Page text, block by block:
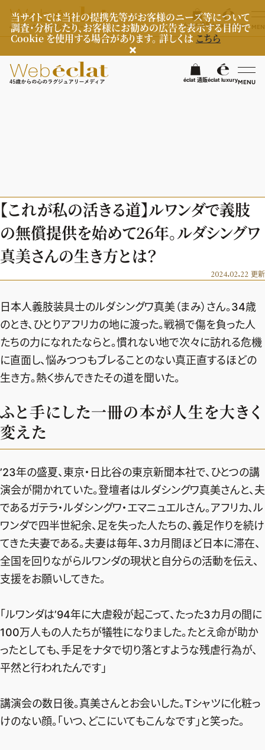
当サイトでは当社の提携先等がお客様のニーズ等について
調査・分析したり、お客様にお勧めの広告を表示する目的で
Cookie を使用する場合があります。 詳しくはこちら
éclat 通販éclat luxuryMENU検
8月の毎日コーデ
50代なに着てる？
ファッション特集
ヘアスタイル・ヘアケア
エイジングケア
メイク
50代ベストコスメ
ヘルスケア
ヘルスケアTOPICS
更年期
ストレッチ・エクササイズ
ダイエット
50代健康のお悩み
ライフスタイル
車・家電
住まい
旅行＆グルメ
カルチャー
50代のお悩み
エクラ 華組
エクラ 華組ランキング
チームJマダムメンバー一覧
チームJマダムランキング
チームJマダム特集
編集長コラム
あら、素敵☆ 手帖
占い
イヴルルド遙華の12星座占い
試し読み
エクラ通販
エクラプレミアムNEWS
デジタルカタログ
エクラプレミアム通販
from編集部
プレゼント
MAGAZINE
éclat 通販éclat luxury
【これが私の活きる道】ルワンダで義肢
の無償提供を始めて26年。ルダシングワ
真美さんの生き方とは？
2024.02.22 更新
日本人義肢装具士のルダシングワ真美（まみ）さん。34歳
のとき、ひとりアフリカの地に渡った。戦禍で傷を負った人
たちの力になれたならと。慣れない地で次々に訪れる危機
に直面し、悩みつつもブレることのない真正直するほどの
生き方。熱く歩んできたその道を聞いた。
ふと手にした一冊の本が人生を大きく
変えた
’23年の盛夏、東京・日比谷の東京新聞本社で、ひとつの講
演会が開かれていた。登壇者はルダシングワ真美さんと、夫
であるガテラ・ルダシングワ・エマニュエルさん。アフリカ、ル
ワンダで四半世紀余、足を失った人たちの、義足作りを続け
てきた夫妻である。夫妻は毎年、3カ月間ほど日本に滞在、
全国を回りながらルワンダの現状と自分らの活動を伝え、
支援をお願いしてきた。
「ルワンダは’94年に大虐殺が起こって、たった3カ月の間に
100万人もの人たちが犠牲になりました。たとえ命が助か
ったとしても、手足をナタで切り落とすような残虐行為が、
平然と行われたんです」
講演会の数日後。真美さんとお会いした。Tシャツに化粧っ
けのない顔。「いつ、どこにいてもこんなです」と笑った。